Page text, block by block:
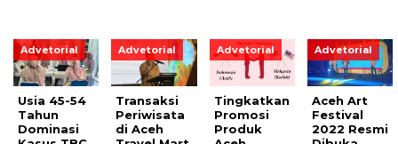
Advetorial
Usia 45-54
Tahun
Dominasi
Advetorial
Transaksi
Periwisata
di Aceh
Advetorial
Tingkatkan
Promosi
Produk
Advetorial
Aceh Art
Festival
2022 Resmi